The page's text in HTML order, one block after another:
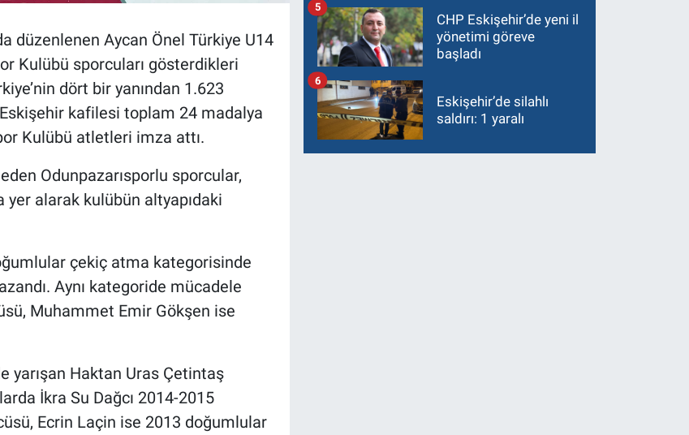
düzenlenen Aycan Önel Türkiye U14
Kulübü sporcuları gösterdikleri
dört bir yanından 1.623
kafilesi toplam 24 madalya
Kulübü atletleri imza attı.
Odunpazarısporlu sporcular,
yer alarak kulübün altyapıdaki
çekiç atma kategorisinde
Aynı kategoride mücadele
Muhammet Emir Gökşen ise
yarışan Haktan Uras Çetintaş
İkra Su Dağcı 2014-2015
Ecrin Laçin ise 2013 doğumlular
CHP Eskişehir’de yeni il
yönetimi göreve
başladı
5
Eskişehir’de silahlı
saldırı: 1 yaralı
6